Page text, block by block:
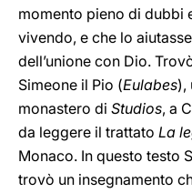
momento pieno di dubbi
vivendo, e che lo
dell’unione con Dio.
Simeone il Pio (Eulabes),
monastero di Studios, a
da leggere il trattato La
Monaco. In questo testo
trovò un insegnamento